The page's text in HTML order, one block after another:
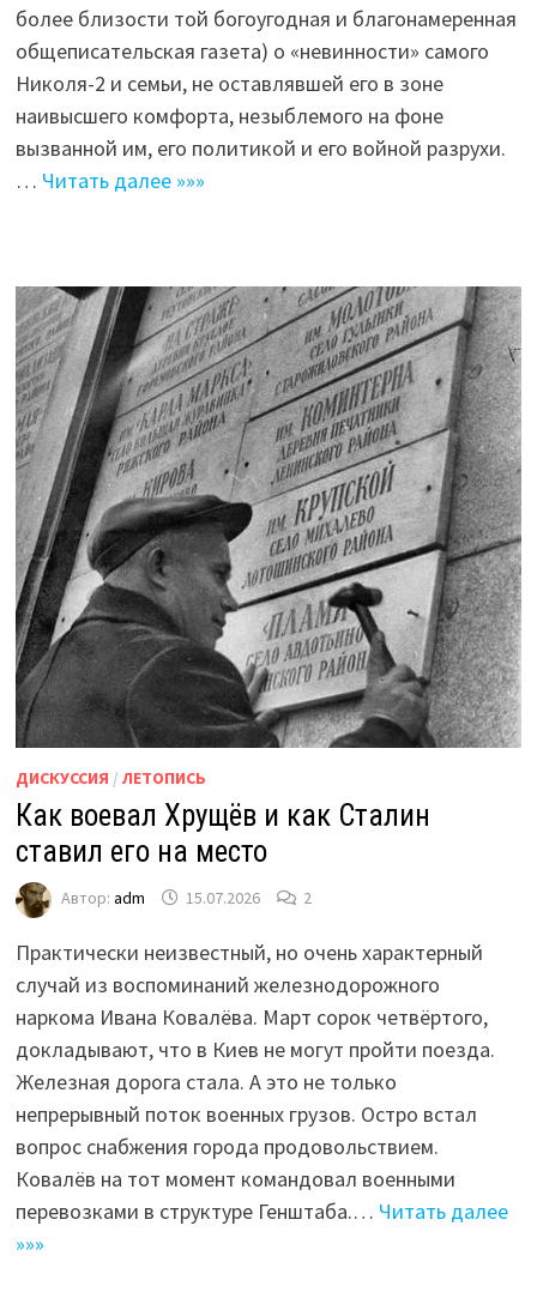
более близости той богоугодная и благонамеренная
общеписательская газета) о «невинности» самого
Николя-2 и семьи, не оставлявшей его в зоне
наивысшего комфорта, незыблемого на фоне
вызванной им, его политикой и его войной разрухи.
… Читать далее »»»
ДИСКУССИЯ / ЛЕТОПИСЬ
Как воевал Хрущёв и как Сталин
ставил его на место
Автор: adm 15.07.2026 2
Практически неизвестный, но очень характерный
случай из воспоминаний железнодорожного
наркома Ивана Ковалёва. Март сорок четвёртого,
докладывают, что в Киев не могут пройти поезда.
Железная дорога стала. А это не только
непрерывный поток военных грузов. Остро встал
вопрос снабжения города продовольствием.
Ковалёв на тот момент командовал военными
перевозками в структуре Генштаба.… Читать далее
»»»